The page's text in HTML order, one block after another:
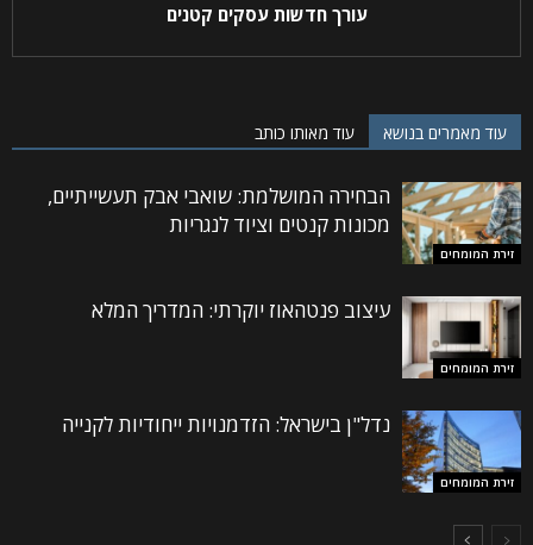
עורך חדשות עסקים קטנים
עוד מאמרים בנושא עוד מאותו כותב
זירת המומחים
הבחירה המושלמת: שואבי אבק תעשייתיים,
מכונות קנטים וציוד לנגריות
זירת המומחים
עיצוב פנטהאוז יוקרתי: המדריך המלא
זירת המומחים
נדל"ן בישראל: הזדמנויות ייחודיות לקנייה